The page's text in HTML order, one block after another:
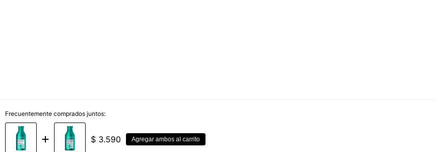
Frecuentemente comprados juntos:
$ 3.590 Agregar ambos al carrito